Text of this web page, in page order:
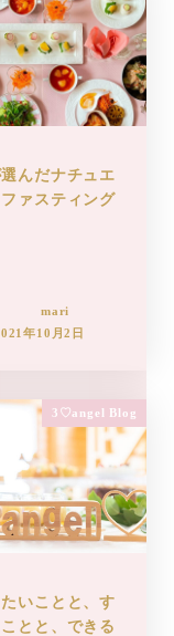
んだナチュエ
ファスティング
mari
年10月2日
3♡angel Blog
いことと、す
とと、できる